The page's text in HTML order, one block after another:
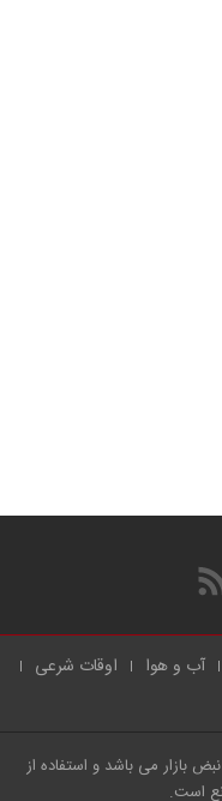
آب و هوا
اوقات شرعی
بازار می باشد و استفاده از
است.